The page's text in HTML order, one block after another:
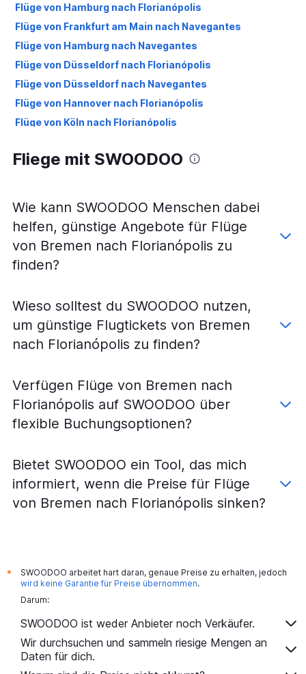
Flüge von Hamburg nach Florianópolis
Flüge von Frankfurt am Main nach Navegantes
Flüge von Hamburg nach Navegantes
Flüge von Düsseldorf nach Florianópolis
Flüge von Düsseldorf nach Navegantes
Flüge von Hannover nach Florianópolis
Flüge von Köln nach Florianópolis
Flüge von Frankfurt am Main nach Chapecó
Flüge von Berlin nach Navegantes
Flüge von Köln nach Joinville
Flüge von Dresden nach Florianópolis
Fliege mit SWOODOO
Wie kann SWOODOO Menschen dabei
helfen, günstige Angebote für Flüge
von Bremen nach Florianópolis zu
finden?
Wieso solltest du SWOODOO nutzen,
um günstige Flugtickets von Bremen
nach Florianópolis zu finden?
Verfügen Flüge von Bremen nach
Florianópolis auf SWOODOO über
flexible Buchungsoptionen?
Bietet SWOODOO ein Tool, das mich
informiert, wenn die Preise für Flüge
von Bremen nach Florianópolis sinken?
*
SWOODOO arbeitet hart daran, genaue Preise zu erhalten, jedoch
wird keine Garantie für Preise übernommen.
Darum:
SWOODOO ist weder Anbieter noch Verkäufer.
Wir durchsuchen und sammeln riesige Mengen an
Daten für dich.